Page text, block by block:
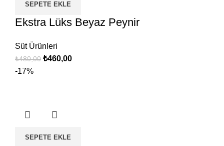
SEPETE EKLE
Ekstra Lüks Beyaz Peynir
Süt Ürünleri
₺480,00 Orijinal
₺460,00Şu
-17%
SEPETE EKLE